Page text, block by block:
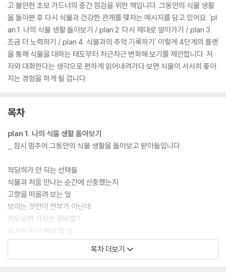
고 불안한 초보 가드너의 중간 점검을 위한 책입니다. 그동안의 식물 생활
을 돌아본 후 다시 식물과 건강한 관계를 맺자는 메시지를 담고 있어요. 'pl
an 1. 나의 식물 생활 돌아보기 / plan 2. 다시 제대로 알아가기 / plan 3.
조금 더 노력하기 / plan 4. 식물과의 추억 기록하기' 이렇게 4단계의 플랜
을 통해 식물을 대하는 태도부터 차근차근 변화해 보기를 제안합니다. 저
자와 대화한다는 생각으로 편하게 읽어내려가다 보면 식물이 서서히 좋아
지는 경험을 하게 될 겁니다.
목차
plan 1. 나의 식물 생활 돌아보기
_ 잠시 멈추어 그동안의 식물 생활을 돌아보고 받아들입니다.
적당히가 안 되는 선택들
식물과 처음 만나는 순간에 신중했는지
고향을 떠올려 보는 일
보이는 것만이 전부가 아닌데
가드닝의 시작은 장비빨?
남겨진 자가 해야 할 일
목차 더보기